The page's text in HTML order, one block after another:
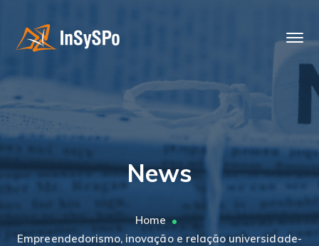
News
Home
Empreendedorismo, inovação e relação universidade-